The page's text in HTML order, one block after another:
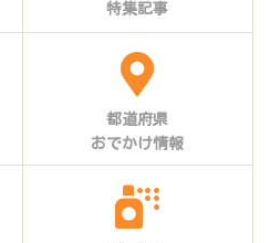
特集記事
都道府県
おでかけ情報